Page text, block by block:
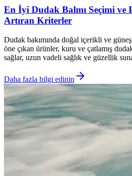
En İyi Dudak Balmı Seçimi ve
Artıran Kriterler
Dudak bakımında doğal içerikli ve
öne çıkan ürünler, kuru ve çatlamış
sağlar, uzun vadeli sağlık ve güzellik
Daha fazla bilgi edinin